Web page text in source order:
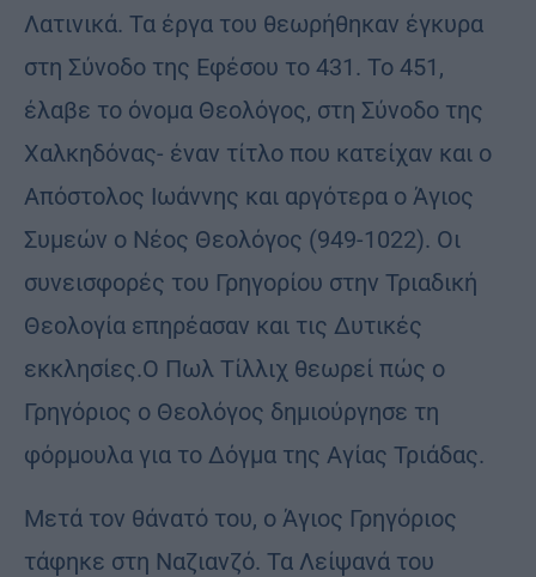
Λατινικά. Τα έργα του θεωρήθηκαν έγκυρα
στη Σύνοδο της Εφέσου το 431. Το 451,
έλαβε το όνομα Θεολόγος, στη Σύνοδο της
Χαλκηδόνας- έναν τίτλο που κατείχαν και ο
Απόστολος Ιωάννης και αργότερα ο Άγιος
Συμεών ο Νέος Θεολόγος (949-1022). Οι
συνεισφορές του Γρηγορίου στην Τριαδική
Θεολογία επηρέασαν και τις Δυτικές
εκκλησίες.Ο Πωλ Τίλλιχ θεωρεί πώς ο
Γρηγόριος ο Θεολόγος δημιούργησε τη
φόρμουλα για το Δόγμα της Αγίας Τριάδας.
Μετά τον θάνατό του, ο Άγιος Γρηγόριος
τάφηκε στη Ναζιανζό. Τα Λείψανά του